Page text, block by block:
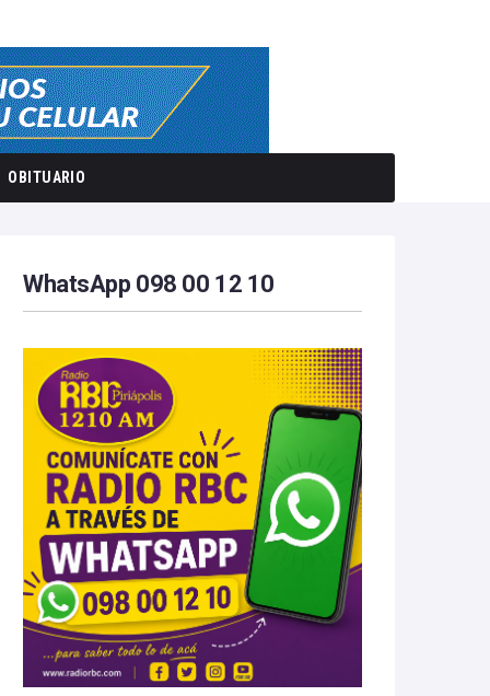
OBITUARIO
WhatsApp 098 00 12 10